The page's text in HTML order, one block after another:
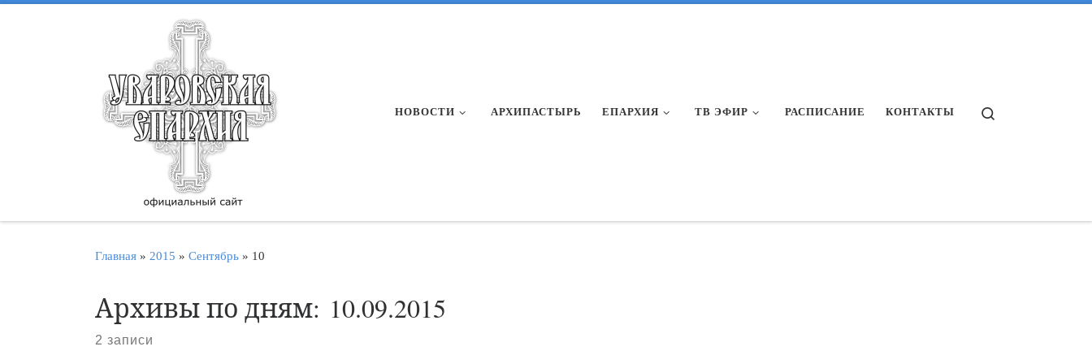
НОВОСТИ АРХИПАСТЫРЬ ЕПАРХИЯ ТВ ЭФИР РАСПИСАНИЕ КОНТАКТЫ
Главная » 2015 » Сентябрь » 10
Архивы по дням: 10.09.2015
2 записи